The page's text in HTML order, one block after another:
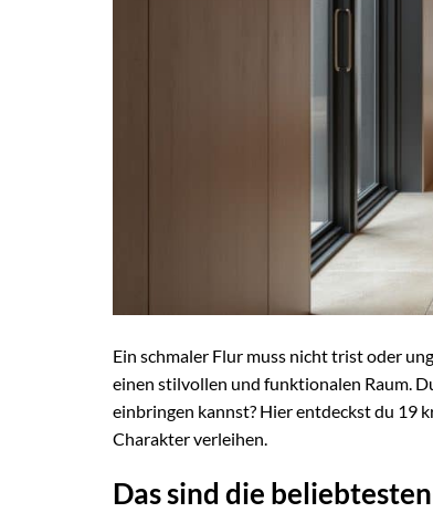
Ein schmaler Flur muss nicht trist oder
einen stilvollen und funktionalen Raum.
einbringen kannst? Hier entdeckst du 19
Charakter verleihen.
Das sind die